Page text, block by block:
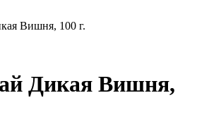
Вишня, 100 г.
Дикая Вишня,